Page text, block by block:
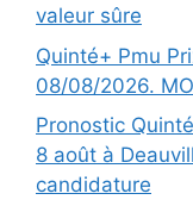
valeur sûre
Quinté+ Pmu
08/08/2026.
Pronostic
8 août à
candidature